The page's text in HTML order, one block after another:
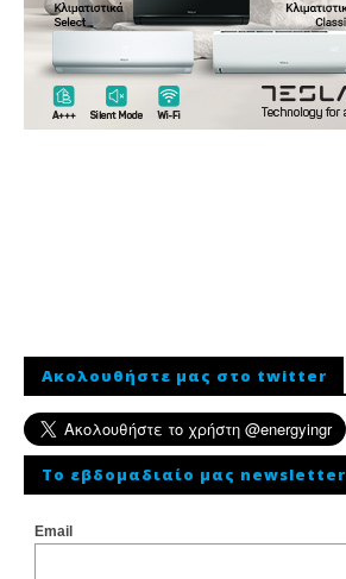
Ακολουθήστε μας στο twitter
To εβδομαδιαίο μας newsletter
Email